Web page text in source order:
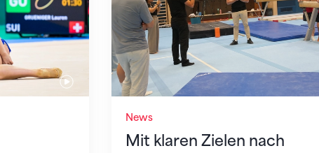
News
Mit klaren Zielen nach